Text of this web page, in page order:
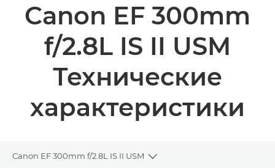
Canon EF 300mm
f/2.8L IS II USM
Технические
характеристики
Canon EF 300mm f/2.8L IS II USM
Toggle breadcrumbs